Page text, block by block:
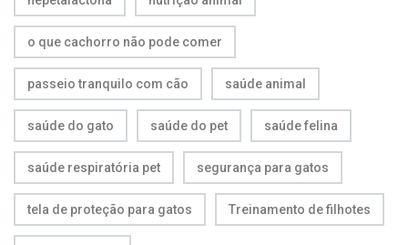
o que cachorro não pode comer
passeio tranquilo com cão saúde animal
saúde do gato saúde do pet saúde felina
saúde respiratória pet segurança para gatos
tela de proteção para gatos Treinamento de filhotes